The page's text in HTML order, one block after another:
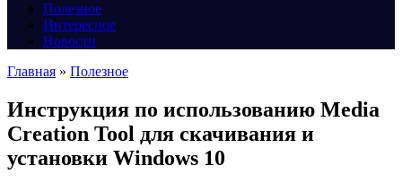
Полезное
Интересное
Новости
Главная » Полезное
Инструкция по использованию Media
Creation Tool для скачивания и
установки Windows 10